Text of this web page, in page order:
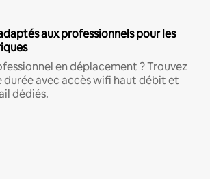
aux professionnels pour les
en déplacement ? Trouvez
durée avec accès wifi haut débit et
dédiés.